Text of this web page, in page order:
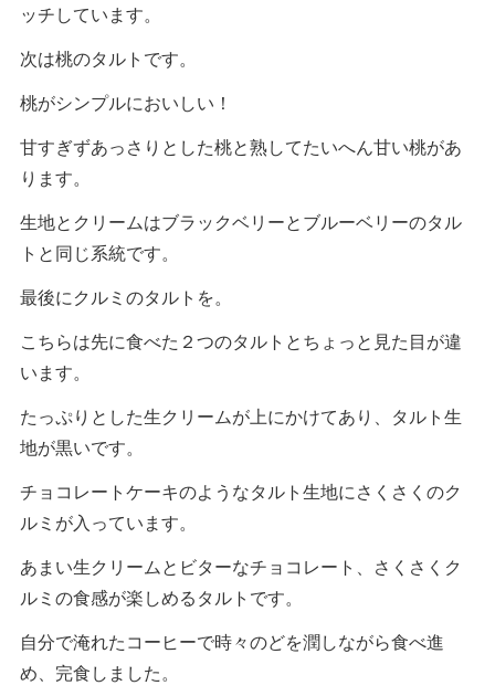
ッチしています。
次は桃のタルトです。
桃がシンプルにおいしい！
甘すぎずあっさりとした桃と熟してたいへん甘い桃があ
ります。
生地とクリームはブラックベリーとブルーベリーのタル
トと同じ系統です。
最後にクルミのタルトを。
こちらは先に食べた２つのタルトとちょっと見た目が違
います。
たっぷりとした生クリームが上にかけてあり、タルト生
地が黒いです。
チョコレートケーキのようなタルト生地にさくさくのク
ルミが入っています。
あまい生クリームとビターなチョコレート、さくさくク
ルミの食感が楽しめるタルトです。
自分で淹れたコーヒーで時々のどを潤しながら食べ進
め、完食しました。